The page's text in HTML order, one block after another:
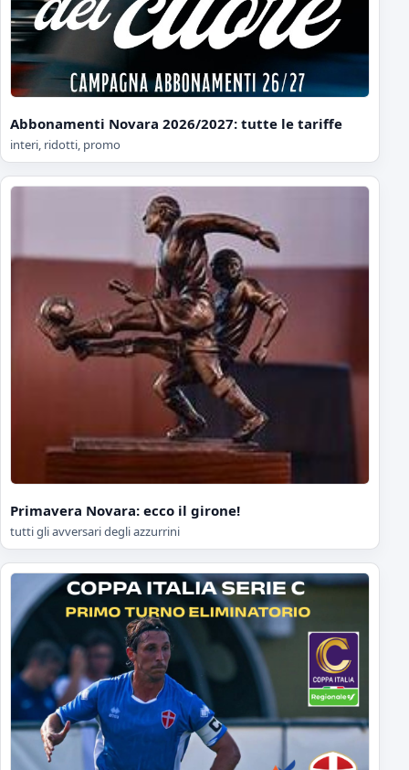
Abbonamenti Novara 2026/2027: tutte le tariffe
interi, ridotti, promo
Primavera Novara: ecco il girone!
tutti gli avversari degli azzurrini